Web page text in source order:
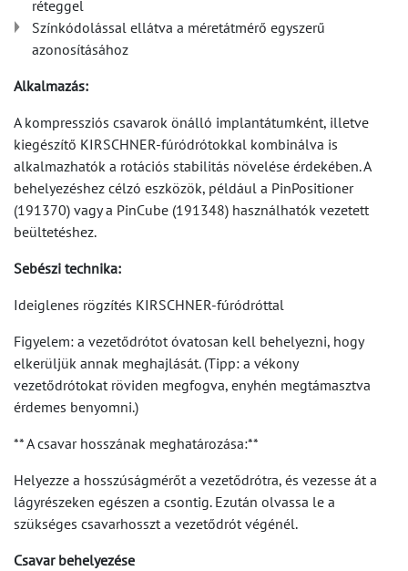
réteggel
Színkódolással ellátva a méretátmérő egyszerű
azonosításához
Alkalmazás:
A kompressziós csavarok önálló implantátumként, illetve
kiegészítő KIRSCHNER-fúródrótokkal kombinálva is
alkalmazhatók a rotációs stabilitás növelése érdekében. A
behelyezéshez célzó eszközök, például a PinPositioner
(191370) vagy a PinCube (191348) használhatók vezetett
beültetéshez.
Sebészi technika:
Ideiglenes rögzítés KIRSCHNER-fúródróttal
Figyelem: a vezetődrótot óvatosan kell behelyezni, hogy
elkerüljük annak meghajlását. (Tipp: a vékony
vezetődrótokat röviden megfogva, enyhén megtámasztva
érdemes benyomni.)
** A csavar hosszának meghatározása:**
Helyezze a hosszúságmérőt a vezetődrótra, és vezesse át a
lágyrészeken egészen a csontig. Ezután olvassa le a
szükséges csavarhosszt a vezetődrót végénél.
Csavar behelyezése